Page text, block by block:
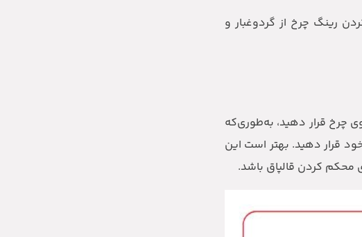
رینگ چرخ از گردوغبار و
چرخ قرار دهید، به‌طوری‌که
قرار دهید. بهتر است این
محکم کردن قالپاق باشد.